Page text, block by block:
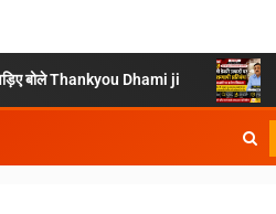
बोले Thankyou Dhami ji